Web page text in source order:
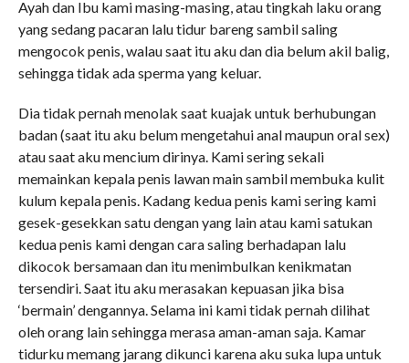
Ayah dan Ibu kami masing-masing, atau tingkah laku orang
yang sedang pacaran lalu tidur bareng sambil saling
mengocok penis, walau saat itu aku dan dia belum akil balig,
sehingga tidak ada sperma yang keluar.
Dia tidak pernah menolak saat kuajak untuk berhubungan
badan (saat itu aku belum mengetahui anal maupun oral sex)
atau saat aku mencium dirinya. Kami sering sekali
memainkan kepala penis lawan main sambil membuka kulit
kulum kepala penis. Kadang kedua penis kami sering kami
gesek-gesekkan satu dengan yang lain atau kami satukan
kedua penis kami dengan cara saling berhadapan lalu
dikocok bersamaan dan itu menimbulkan kenikmatan
tersendiri. Saat itu aku merasakan kepuasan jika bisa
‘bermain’ dengannya. Selama ini kami tidak pernah dilihat
oleh orang lain sehingga merasa aman-aman saja. Kamar
tidurku memang jarang dikunci karena aku suka lupa untuk